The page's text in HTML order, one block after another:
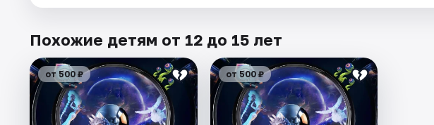
Похожие детям от 12 до 15 лет
от 500 ₽ от 500 ₽